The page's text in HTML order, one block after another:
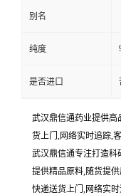
别名
纯度
是否进口
武汉鼎信通药业提供高
货上门,网络实时追踪,
武汉鼎信通专注打造科
提供精品原料,随货提
快递送货上门,网络实